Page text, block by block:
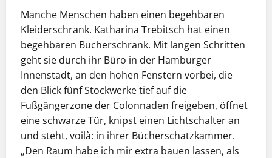
Manche Menschen haben einen begehbaren
Kleiderschrank. Katharina Trebitsch hat einen
begehbaren Bücherschrank. Mit langen Schritten
geht sie durch ihr Büro in der Hamburger
Innenstadt, an den hohen Fenstern vorbei, die
den Blick fünf Stockwerke tief auf die
Fußgängerzone der Colonnaden freigeben, öffnet
eine schwarze Tür, knipst einen Lichtschalter an
und steht, voilà: in ihrer Bücherschatzkammer.
„Den Raum habe ich mir extra bauen lassen, als